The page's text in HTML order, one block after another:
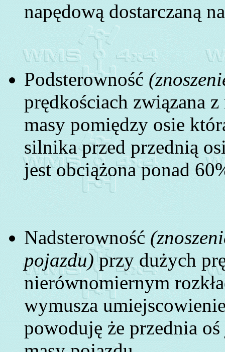
napędową dostarczaną
Podsterowność
prędkościach związana
masy pomiędzy osie
silnika przed przednią
jest obciążona ponad
Nadsterowność
pojazdu)przy dużych
nierównomiernym
wymusza
powoduję że przednia